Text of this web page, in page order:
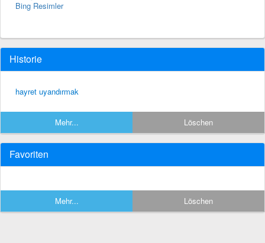
Bing Resimler
Historie
hayret uyandırmak
Mehr... Löschen
Favoriten
Mehr... Löschen